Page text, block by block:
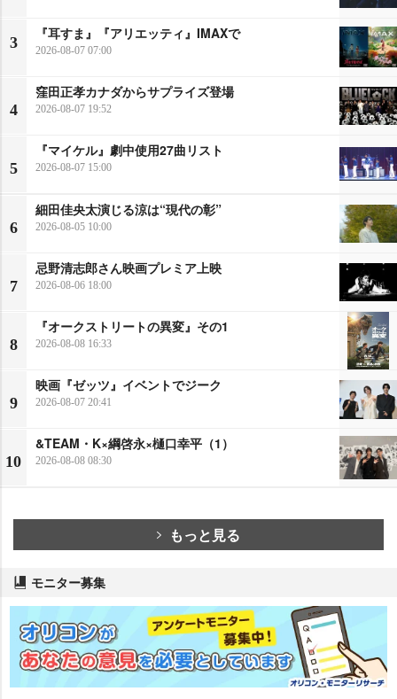
3
『耳すま』『アリエッティ』IMAXで
2026-08-07 07:00
4
窪田正孝カナダからサプライズ登場
2026-08-07 19:52
5
『マイケル』劇中使用27曲リスト
2026-08-07 15:00
6
細田佳央太演じる涼は“現代の彰”
2026-08-05 10:00
7
忌野清志郎さん映画プレミア上映
2026-08-06 18:00
8
『オークストリートの異変』その1
2026-08-08 16:33
9
映画『ゼッツ』イベントでジーク
2026-08-07 20:41
10
&TEAM・K×綱啓永×樋口幸平（1）
2026-08-08 08:30
もっと見る
モニター募集